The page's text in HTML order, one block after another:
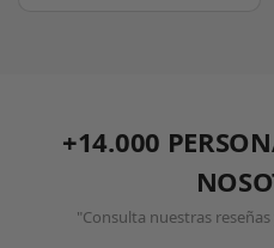
+14.000
"Consulta nuestras